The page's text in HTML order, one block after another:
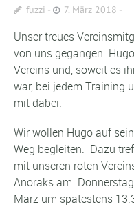
fuzzi 7. März 2018
Unser treues
von uns gegangen.
Vereins und, soweit es
war, bei jedem Training
mit dabei.
Wir wollen Hugo auf
Weg begleiten. Dazu
mit unseren roten
Anoraks am
März um spätestens